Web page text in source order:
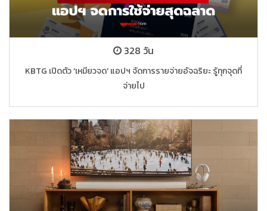
328 วัน
KBTG เปิดตัว 'เหมียวจด' แอปฯ จัดการรายจ่ายอัจฉริยะ รู้ทุกจุดที่
จ่ายไป